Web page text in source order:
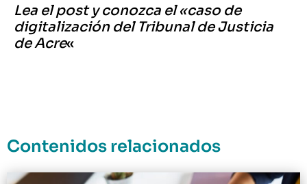
Lea el post y conozca el «caso de
digitalización del Tribunal de Justicia
de Acre«
Contenidos relacionados